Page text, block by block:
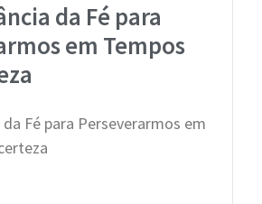
da Fé para
em Tempos
Fé para Perseverarmos em